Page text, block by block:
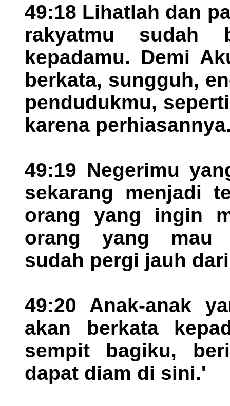
49:18 Lihatlah dan
rakyatmu sudah
kepadamu. Demi
berkata, sungguh,
pendudukmu,
karena
49:19 Negerimu
sekarang menjadi
orang yang ingin
orang yang mau
sudah pergi jauh
49:20 Anak-anak
akan berkata
sempit bagiku,
dapat diam di sini.'